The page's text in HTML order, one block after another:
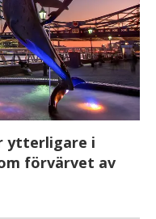
ytterligare i
förvärvet av